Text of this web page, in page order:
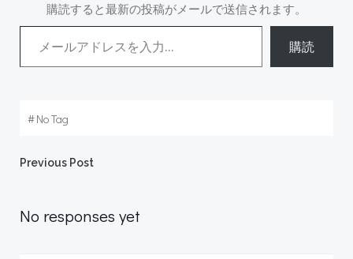
購読すると最新の投稿がメールで送信されます。
メールアドレスを入力...
購読
#No Tag
Post
navigation
Previous Post
No responses yet